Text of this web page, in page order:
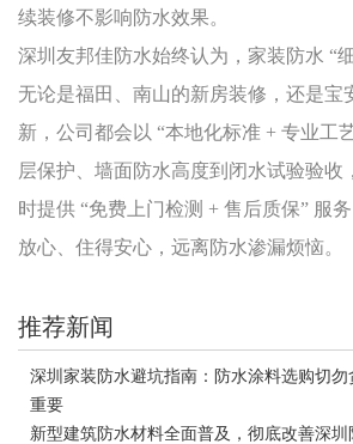
续装修不影响防水效果。
深圳友邦佳防水始终认为，家装防水
无论是福田、南山的新房装修，还是宝
新，公司都会以 “本地化标准 + 专业工
层保护、墙面防水高度到闭水试验验收
时提供 “免费上门检测 + 售后质保” 服
放心、住得安心，远离防水渗漏烦恼。
推荐新闻
深圳家装防水避坑指南：防水涂料选购切
重要
新型建筑防水材料全面普及，彻底改善深